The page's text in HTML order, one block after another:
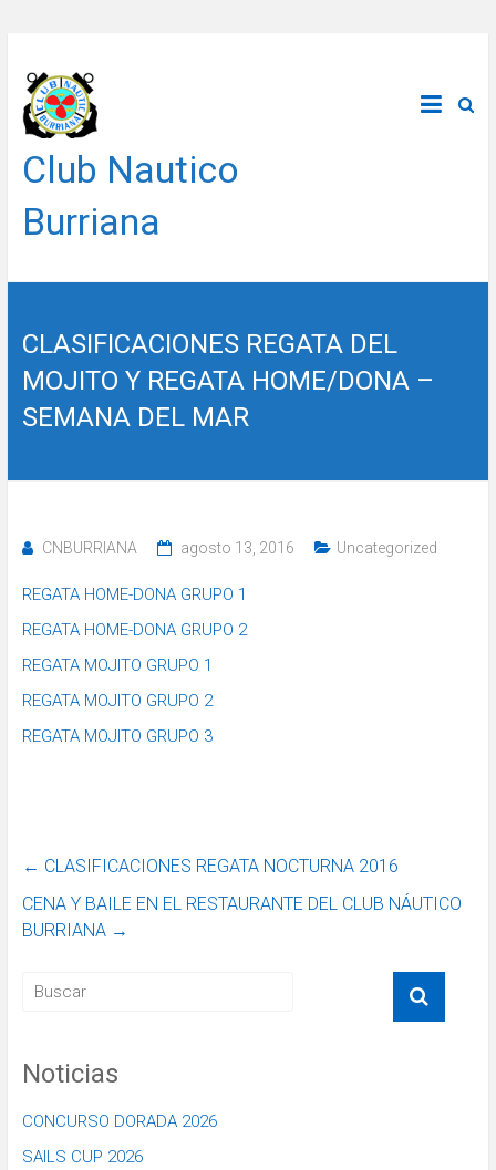
contenido
Club Nautico
Burriana
CLASIFICACIONES REGATA DEL
MOJITO Y REGATA HOME/DONA –
SEMANA DEL MAR
CNBURRIANA agosto 13, 2016 Uncategorized
REGATA HOME-DONA GRUPO 1
REGATA HOME-DONA GRUPO 2
REGATA MOJITO GRUPO 1
REGATA MOJITO GRUPO 2
REGATA MOJITO GRUPO 3
← CLASIFICACIONES REGATA NOCTURNA 2016
CENA Y BAILE EN EL RESTAURANTE DEL CLUB NÁUTICO
BURRIANA →
Noticias
CONCURSO DORADA 2026
SAILS CUP 2026